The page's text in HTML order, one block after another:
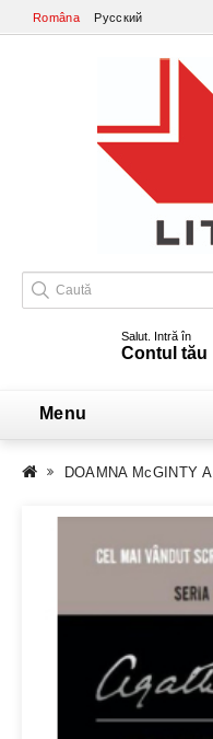
Româna Русский
Salut. Intră în
Contul tău
Menu
DOAMNA McGINTY